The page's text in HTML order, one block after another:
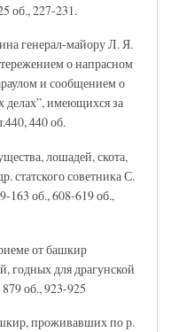
об., 227-231.
генерал-майору Л. Я.
о напрасном
и сообщением о
делах”, имеющихся за
440 об.
лошадей, скота,
статского советника С.
об., 608-619 об.,
от башкир
годных для драгунской
об., 923-925
проживавших по р.